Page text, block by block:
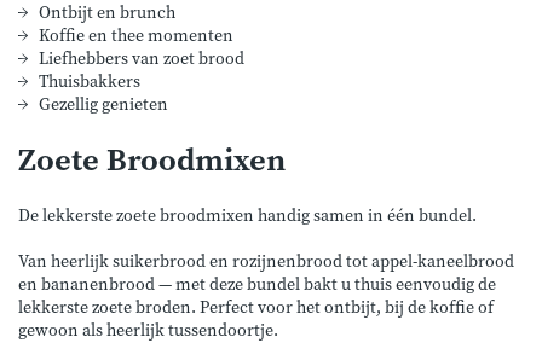
Ontbijt en brunch
Koffie en thee momenten
Liefhebbers van zoet brood
Thuisbakkers
Gezellig genieten
Zoete Broodmixen
De lekkerste zoete broodmixen handig samen in één bundel.
Van heerlijk suikerbrood en rozijnenbrood tot appel-kaneelbrood
en bananenbrood — met deze bundel bakt u thuis eenvoudig de
lekkerste zoete broden. Perfect voor het ontbijt, bij de koffie of
gewoon als heerlijk tussendoortje.